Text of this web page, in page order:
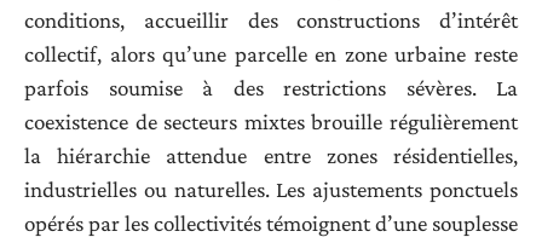
conditions, accueillir des constructions d’intérêt
collectif, alors qu’une parcelle en zone urbaine reste
parfois soumise à des restrictions sévères. La
coexistence de secteurs mixtes brouille régulièrement
la hiérarchie attendue entre zones résidentielles,
industrielles ou naturelles. Les ajustements ponctuels
opérés par les collectivités témoignent d’une souplesse